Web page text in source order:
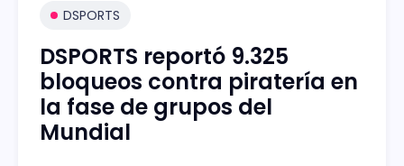
DSPORTS
DSPORTS reportó 9.325
bloqueos contra piratería en
la fase de grupos del
Mundial